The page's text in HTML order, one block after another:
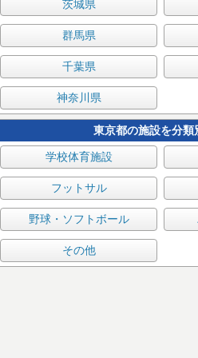
茨城県
群馬県
千葉県
神奈川県
東京都の施設を分類
学校体育施設
フットサル
野球・ソフトボール
その他